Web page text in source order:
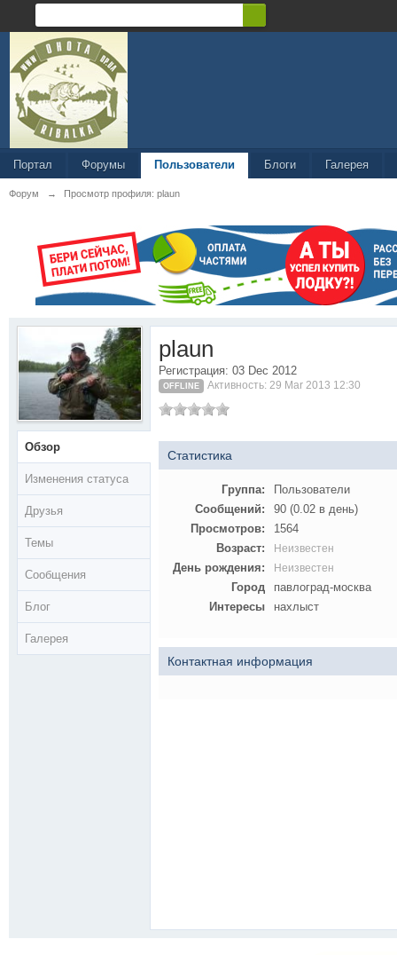
Портал Форумы Пользователи Блоги Галерея
Форум → Просмотр профиля: plaun
Обзор
Изменения статуса
Друзья
Темы
Сообщения
Блог
Галерея
plaun
Регистрация: 03 Dec 2012
OFFLINE Активность: 29 Mar 2013 12:30
Статистика
Группа:
Пользователи
Сообщений:
90 (0.02 в день)
Просмотров:
1564
Возраст:
Неизвестен
День рождения: Неизвестен
Город
павлоград-москва
Интересы
нахлыст
Контактная информация